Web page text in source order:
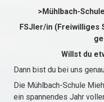
>Mühlbach-
FSJler/in (Freiwilliges
Willst du
Dann bist du bei uns
Die Mühlbach-Schule
ein spannendes Jahr